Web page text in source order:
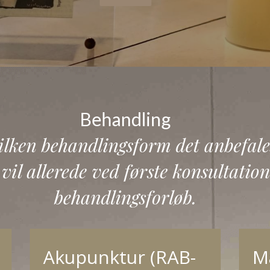
Behandling
behandlingsform det
allerede ved første
behandlingsforløb.
Akupunktur (RAB-